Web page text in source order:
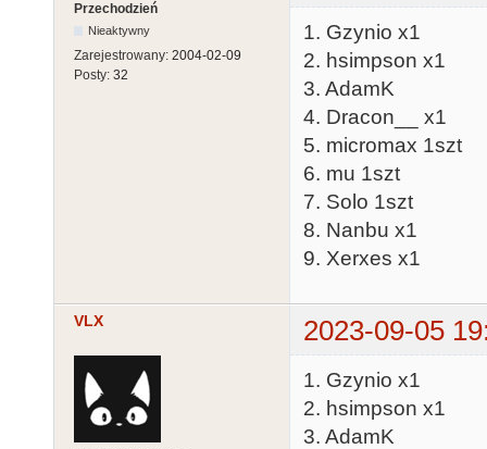
Przechodzień
Nieaktywny
Zarejestrowany: 2004-02-09
Posty: 32
1. Gzynio x1
2. hsimpson x1
3. AdamK
4. Dracon__ x1
5. micromax 1szt
6. mu 1szt
7. Solo 1szt
8. Nanbu x1
9. Xerxes x1
VLX 2023-09-05
1. Gzynio x1
2. hsimpson x1
3. AdamK